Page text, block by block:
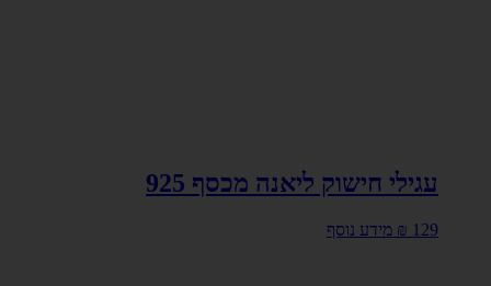
עגילי חישוק ליאנה מכסף 925
₪ 129 מידע נוסף